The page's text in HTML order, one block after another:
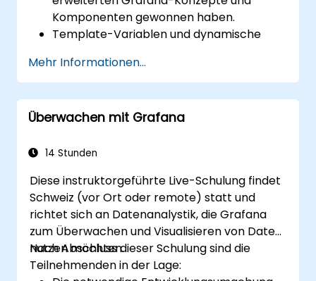
Komponenten gewonnen haben.
Template-Variablen und dynamische
Datenvisualisierung nutzen können.
Die Grafana Query Language für
komplexe Abfragen anwenden können.
Best Practices für das Skalieren von
die Gewährleistung hoher Verfügbarkeit
Mehr Informationen...
Überwachen mit Grafana
14 Stunden
Diese instruktorgeführte Live-Schulung findet
Schweiz (vor Ort oder remote) statt und
richtet sich an Datenanalystik, die Grafana
zum Überwachen und Visualisieren von Daten
nutzen möchten.
Nach Abschluss dieser Schulung sind die
Teilnehmenden in der Lage: